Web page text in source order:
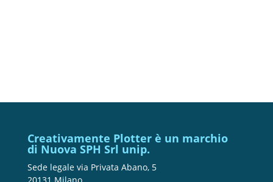
Creativamente Plotter è un marchio
di Nuova SPH Srl unip.
Sede legale via Privata Abano, 5